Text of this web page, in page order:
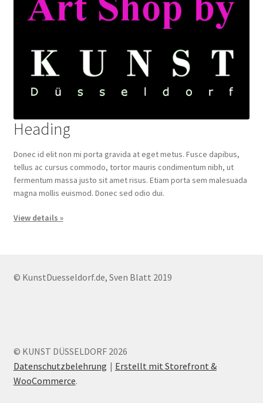
Heading
Donec id elit non mi porta gravida at eget metus. Fusce dapibus,
tellus ac cursus commodo, tortor mauris condimentum nibh, ut
fermentum massa justo sit amet risus. Etiam porta sem malesuada
magna mollis euismod. Donec sed odio dui.
View details »
© KunstDuesseldorf.de, Sven Blatt 2019
© KUNST DÜSSELDORF 2026
Datenschutzbelehrung
Erstellt mit Storefront &
WooCommerce.